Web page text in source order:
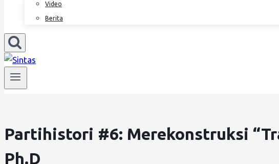
Video
Berita
Partihistori #6: Merekonstruksi
Ph.D